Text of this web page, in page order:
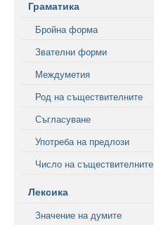
Граматика
Бройна форма
Звателни форми
Междуметия
Род на съществителните
Съгласуване
Употреба на предлози
Число на съществителните
Лексика
Значение на думите